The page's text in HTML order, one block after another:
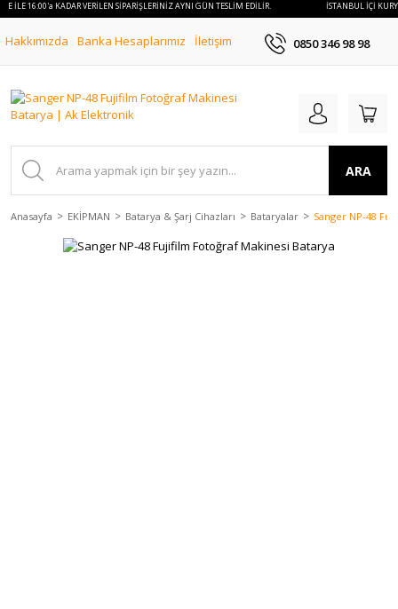
İLE 16:00'a KADAR VERİLEN SİPARİŞLERİNİZ AYNI GÜN TESLİM EDİLİR. İSTANBUL İÇİ
Hakkımızda Banka Hesaplarımız İletişim 0850 346 98 98
ARA
Anasayfa EKİPMAN Batarya & Şarj Cihazları Bataryalar Sanger NP-48